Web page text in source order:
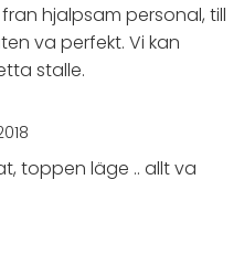
hjalpsam personal, till
va perfekt. Vi kan
stalle.
toppen läge .. allt va